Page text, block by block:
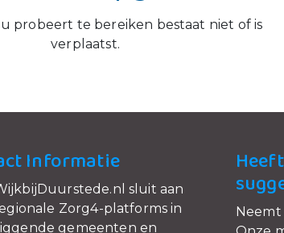
u probeert te bereiken bestaat niet of is
verplaatst.
Informatie
sluit aan
Zorg4-platforms in
gemeenten en